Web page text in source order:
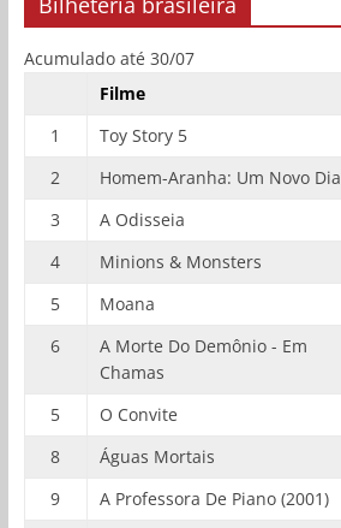
Acumulado até 30/07
Filme
1
Toy Story 5
2
Homem-Aranha: Um Novo Dia
3
A Odisseia
4
Minions & Monsters
5
Moana
6
A Morte Do Demônio - Em
Chamas
5 O Convite
8
Águas Mortais
9
A Professora De Piano (2001)